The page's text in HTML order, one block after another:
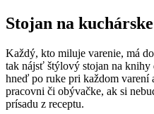
Stojan na
Každý, kto miluje varenie, má
tak nájsť štýlový stojan na
hneď po ruke pri každom
pracovni či obývačke, ak si
prísadu z receptu.